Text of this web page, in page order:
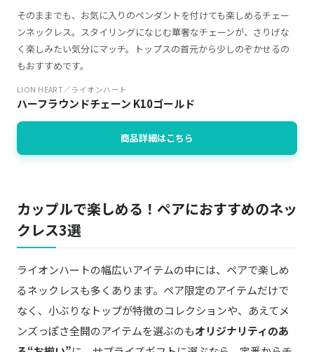
そのままでも、お気に入りのペンダントを付けても楽しめるチェー
ンネックレス。スタイリングになじむ華奢なチェーンが、さりげな
く楽しみたい気分にマッチ。トップスの首元から少しのぞかせるの
もおすすめです。
LION HEART／ライオンハート
ハーフラウンドチェーン K10ゴールド
商品詳細はこちら
カップルで楽しめる！ペアにおすすめのネッ
クレス3選
ライオンハートの幅広いアイテムの中には、ペアで楽しめ
るネックレスも多くあります。ペア限定のアイテムだけで
なく、小ぶりなトップが特徴のコレクションや、あえてメ
ンズっぽさ全開のアイテムを選ぶのもオリジナリティのあ